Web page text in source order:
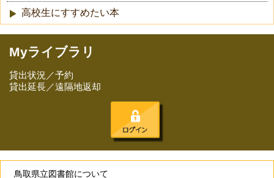
高校生にすすめたい本
Myライブラリ
貸出状況／予約
貸出延長／遠隔地返却
鳥取県立図書館について